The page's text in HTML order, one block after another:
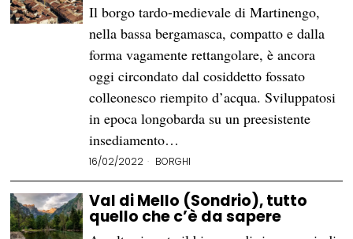
Il borgo tardo-medievale di Martinengo,
nella bassa bergamasca, compatto e dalla
forma vagamente rettangolare, è ancora
oggi circondato dal cosiddetto fossato
colleonesco riempito d’acqua. Sviluppatosi
in epoca longobarda su un preesistente
insediamento…
16/02/2022 BORGHI
Val di Mello (Sondrio), tutto
quello che c’è da sapere